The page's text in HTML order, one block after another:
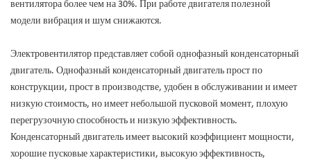
вентилятора более чем на 30%. При работе двигателя полезной
модели вибрация и шум снижаются.
Электровентилятор представляет собой однофазный конденсаторный
двигатель. Однофазный конденсаторный двигатель прост по
конструкции, прост в производстве, удобен в обслуживании и имеет
низкую стоимость, но имеет небольшой пусковой момент, плохую
перегрузочную способность и низкую эффективность.
Конденсаторный двигатель имеет высокий коэффициент мощности,
хорошие пусковые характеристики, высокую эффективность,